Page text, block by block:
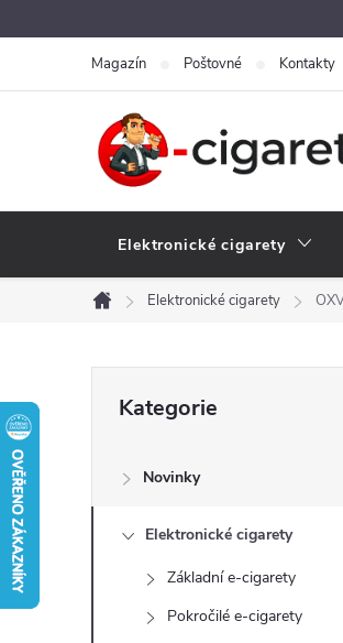
na
Magazín Poštovné Kontakty
Elektronické cigarety
Domů
Elektronické cigarety
s
kategorie
Kategorie
Novinky
Elektronické cigarety
Základní e-cigarety
Pokročilé e-cigarety